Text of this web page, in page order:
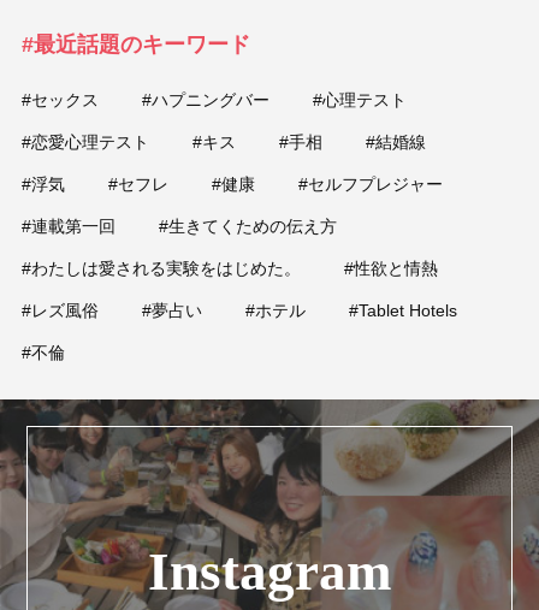
#最近話題のキーワード
#セックス #ハプニングバー #心理テスト
#恋愛心理テスト #キス #手相 #結婚線
#浮気 #セフレ #健康 #セルフプレジャー
#連載第一回 #生きてくための伝え方
#わたしは愛される実験をはじめた。 #性欲と情熱
#レズ風俗 #夢占い #ホテル #Tablet Hotels
#不倫
Instagram